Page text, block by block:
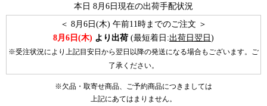
本日 8月6日現在の出荷手配状況
＜ 8月6日(木) 午前11時までのご注文 ＞
8月6日(木) より出荷 (最短着日:出荷日翌日)
※受注状況により上記目安日から翌日以降の発送になる場合もございます。ご
了承ください。
※欠品・取寄せ商品、ご予約商品につきましては
上記にあてはまりません。